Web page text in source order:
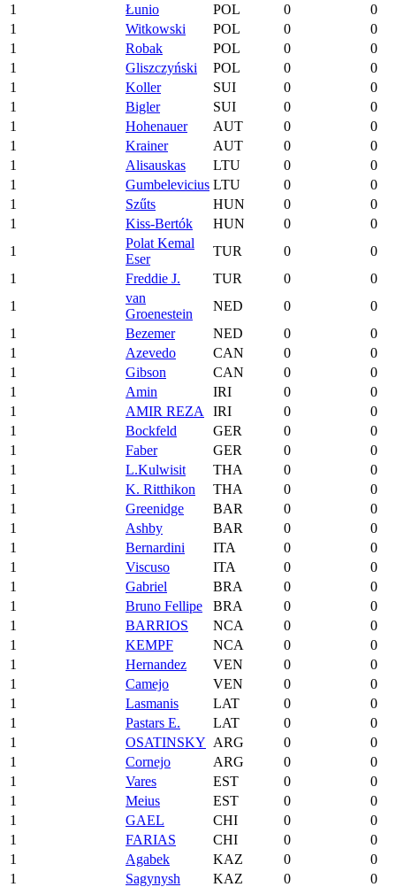
1
Łunio POL 0
0
1
Witkowski POL 0
0
1
Robak POL 0
0
1
Gliszczyński POL 0
0
1
Koller SUI 0
0
1
Bigler SUI 0
0
1
Hohenauer AUT 0
0
1
Krainer AUT 0
0
1
Alisauskas LTU 0
0
1
Gumbelevicius LTU 0
0
1
Szűts HUN 0
0
1
Kiss-Bertók HUN 0
0
1
Polat Kemal
Eser
TUR 0
0
1
Freddie J. TUR 0
0
1
van
Groenestein
NED 0
0
1
Bezemer NED 0
0
1
Azevedo CAN 0
0
1
Gibson CAN 0
0
1
Amin IRI 0
0
1
AMIR REZA IRI 0
0
1
Bockfeld GER 0
0
1
Faber GER 0
0
1
L.Kulwisit THA 0
0
1
K. Ritthikon THA 0
0
1
Greenidge BAR 0
0
1
Ashby BAR 0
0
1
Bernardini ITA 0
0
1
Viscuso ITA 0
0
1
Gabriel BRA 0
0
1
Bruno Fellipe BRA 0
0
1
BARRIOS NCA 0
0
1
KEMPF NCA 0
0
1
Hernandez VEN 0
0
1
Camejo VEN 0
0
1
Lasmanis LAT 0
0
1
Pastars E. LAT 0
0
1
OSATINSKY ARG 0
0
1
Cornejo ARG 0
0
1
Vares EST 0
0
1
Meius EST 0
0
1
GAEL CHI 0
0
1
FARIAS CHI 0
0
1
Agabek KAZ 0
0
1
Sagynysh KAZ 0
0